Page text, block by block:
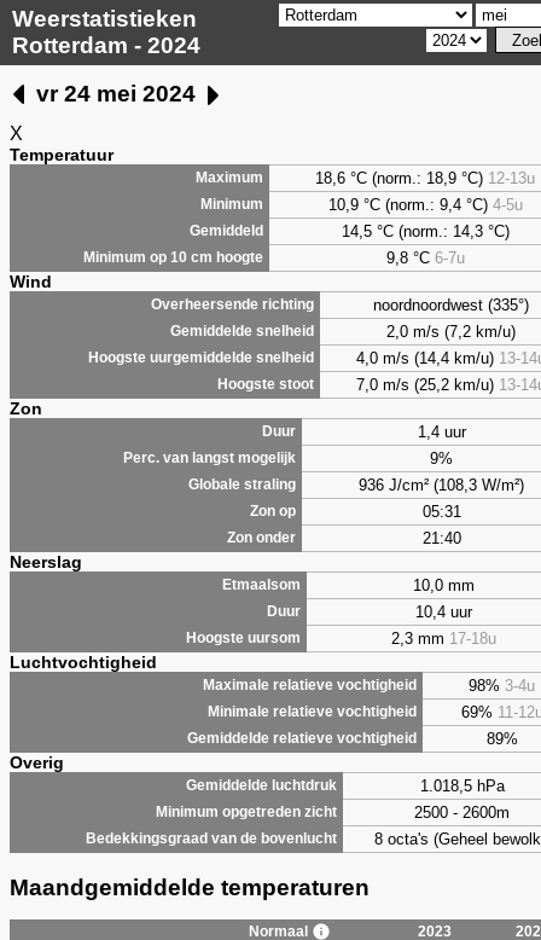
Weerstatistieken
Rotterdam - 2024
vr 24 mei 2024
X
Temperatuur
Maximum 18,6 °C (norm.: 18,9 °C) 12-13u
Minimum 10,9 °C (norm.: 9,4 °C) 4-5u
Gemiddeld 14,5 °C (norm.: 14,3 °C)
Minimum op 10 cm hoogte 9,8°C 6-7u
Wind
Overheersende richting noordnoordwest (335°)
Gemiddelde snelheid 2,0 m/s (7,2 km/u)
Hoogste uurgemiddelde snelheid 4,0 m/s (14,4 km/u) 13-
Hoogste stoot 7,0 m/s (25,2 km/u) 13-
Zon
Duur 1,4 uur
Perc. van langst mogelijk 9%
Globale straling 936 J/cm² (108,3 W/m²)
Zon op 05:31
Zon onder 21:40
Neerslag
Etmaalsom 10,0 mm
Duur 10,4 uur
Hoogste uursom 2,3 mm 17-18u
Luchtvochtigheid
Maximale relatieve vochtigheid 98% 3-4u
Minimale relatieve vochtigheid 69% 11-
Gemiddelde relatieve vochtigheid 89%
Overig
Gemiddelde luchtdruk 1.018,5 hPa
Minimum opgetreden zicht 2500 - 2600m
Bedekkingsgraad van de bovenlucht 8 octa's (Geheel
Maandgemiddelde temperaturen
Normaal 2023